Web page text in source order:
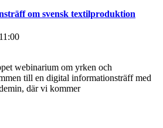
om svensk textilproduktion
11:00
webinarium om yrken och
till en digital informationsträff med
där vi kommer